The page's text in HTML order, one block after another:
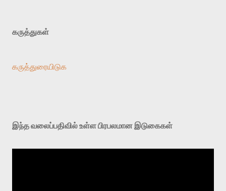
கருத்துகள்
கருத்துரையிடுக
இந்த வலைப்பதிவில் உள்ள பிரபலமான இடுகைகள்